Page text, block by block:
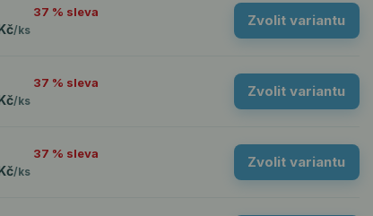
37 % sleva
/ks
Zvolit variantu
37 % sleva
/ks
Zvolit variantu
37 % sleva
/ks
Zvolit variantu